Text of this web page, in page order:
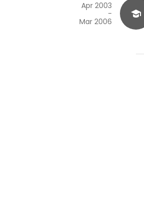
Apr 2003
-
Mar 2006